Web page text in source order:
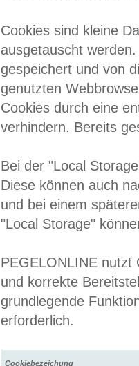
Cookies sind kleine
ausgetauscht
gespeichert und von
genutzten
Cookies durch eine
verhindern. Bereits
Bei der "Local
Diese können auch
und bei einem
"Local Storage"
PEGELONLINE nutzt
und korrekte
grundlegende
erforderlich.
Cookiebezeichung